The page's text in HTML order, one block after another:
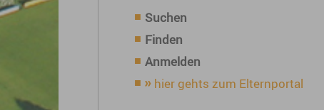
Suchen
Finden
Anmelden
hier gehts zum Elternportal